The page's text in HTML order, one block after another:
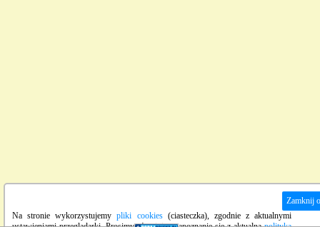
Zamknij
Na stronie wykorzystujemypliki cookies(ciasteczka), zgodnie z aktualnymi